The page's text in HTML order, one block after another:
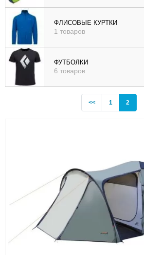
ФЛИСОВЫЕ КУРТКИ
1 товаров
ФУТБОЛКИ
6 товаров
<<Previous
1 2